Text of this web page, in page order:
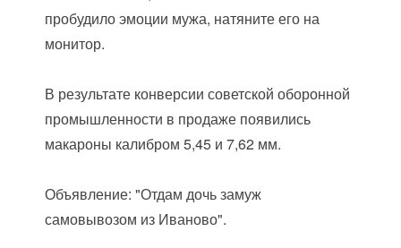
пробудило эмоции мужа, натяните его на
монитор.
В результате конверсии советской оборонной
промышленности в продаже появились
макароны калибром 5,45 и 7,62 мм.
Объявление: "Отдам дочь замуж
самовывозом из Иваново".